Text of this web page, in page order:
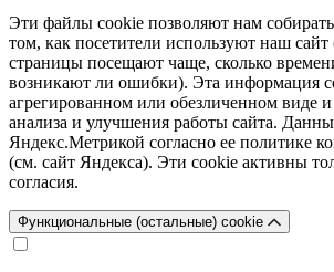
Эти файлы cookie позволяют нам
том, как посетители используют наш
страницы посещают чаще, сколько
возникают ли ошибки). Эта информация
агрегированном или обезличенном виде и
анализа и улучшения работы сайта.
Яндекс.Метрикой согласно ее политике
(см. сайт Яндекса). Эти cookie активны
согласия.
Функциональные (остальные) cookie